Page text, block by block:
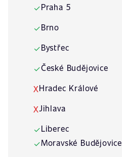
✓Praha 5
✓Brno
✓Bystřec
✓České Budějovice
XHradec Králové
XJihlava
✓Liberec
✓Moravské Budějovice